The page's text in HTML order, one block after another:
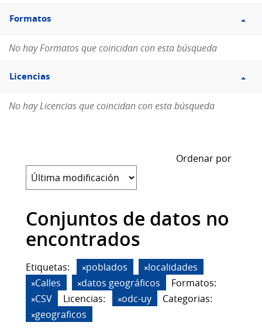
Filtro
Formatos
Formatos
No hay Formatos que coincidan con esta búsqueda
Filtro
Licencias
Licencias
No hay Licencias que coincidan con esta búsqueda
Ordenar por
Conjuntos de datos no
encontrados
Etiquetas: poblados
localidades
Calles
datos geográficos
Formatos:
CSV
Licencias: odc-uy
Categorias:
geograficos